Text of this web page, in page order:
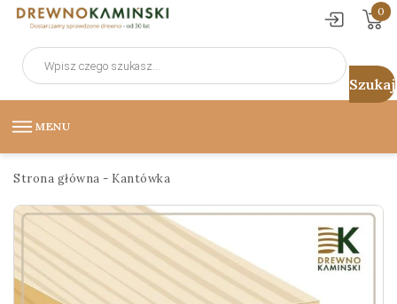
0
Wyszukiwarka
produktów
MENU
Strona główna - Kantówka